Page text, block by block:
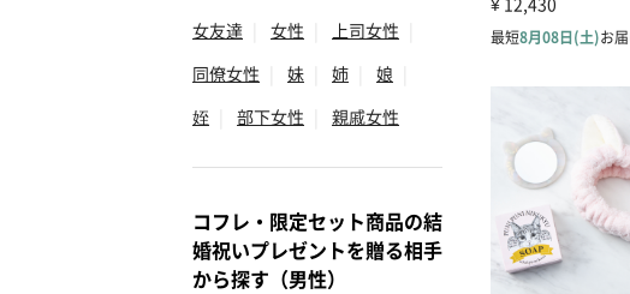
女友達 女性 上司女性
同僚女性
妹 姉 娘
姪
部下女性 親戚女性
コフレ・限定セット商品の結
婚祝いプレゼントを贈る相手
から探す（男性）